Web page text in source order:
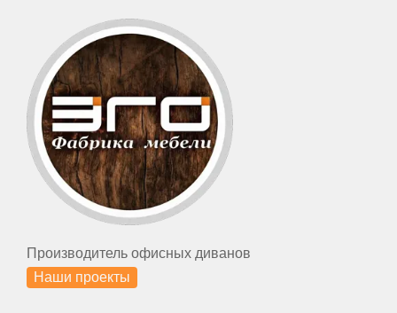
Производитель офисных диванов
Наши проекты